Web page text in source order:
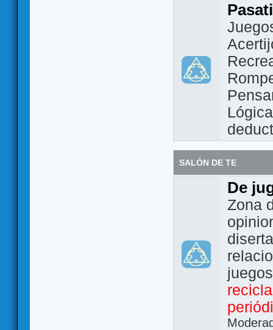
Lógica
SALÓN DE TE
De
Zona